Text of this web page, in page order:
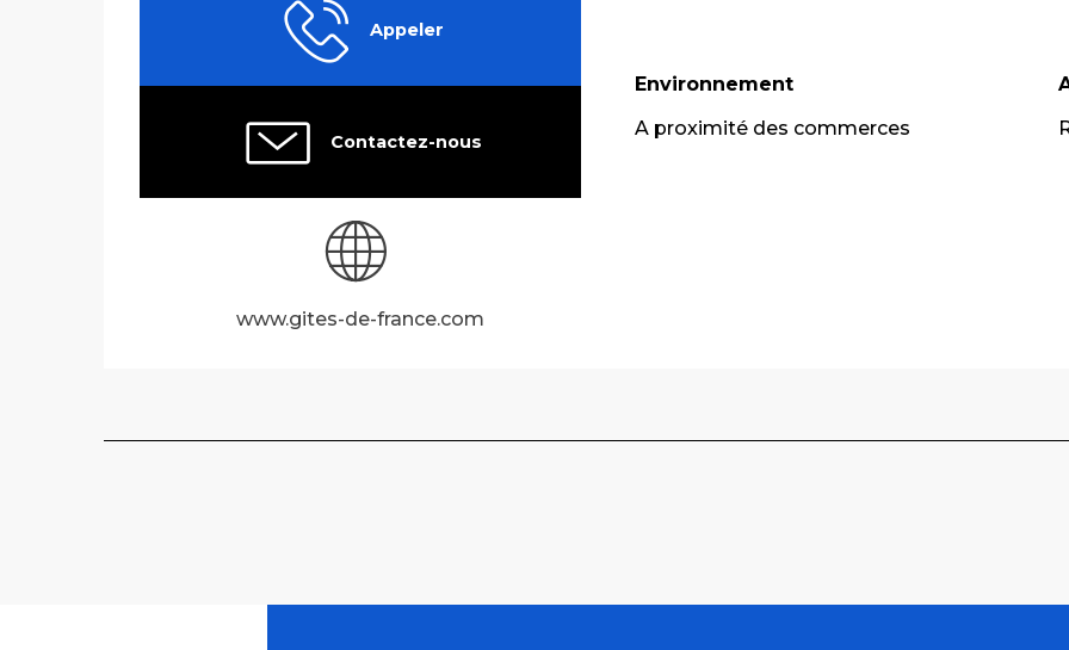
Appeler
Contactez-nous
www.gites-de-france.com
Environnement
Environnement
A proximité des commerces